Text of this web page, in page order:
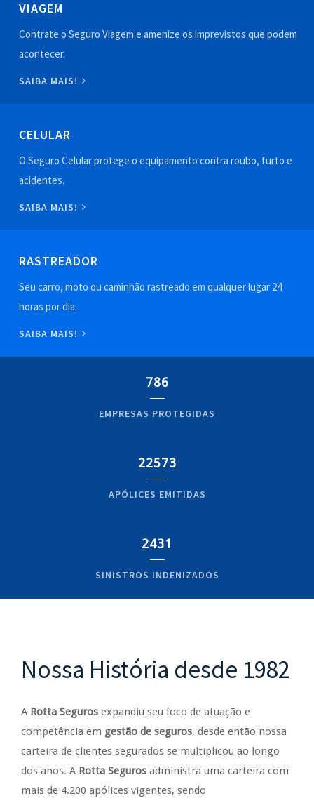
VIAGEM
Contrate o Seguro Viagem e amenize os imprevistos que podem
acontecer.
SAIBA MAIS!
CELULAR
O Seguro Celular protege o equipamento contra roubo, furto e
acidentes.
SAIBA MAIS!
RASTREADOR
Seu carro, moto ou caminhão rastreado em qualquer lugar 24
horas por dia.
SAIBA MAIS!
786
EMPRESAS PROTEGIDAS
22573
APÓLICES EMITIDAS
2431
SINISTROS INDENIZADOS
Nossa História desde 1982
A Rotta Seguros expandiu seu foco de atuação e
competência em gestão de seguros, desde então nossa
carteira de clientes segurados se multiplicou ao longo
dos anos. A Rotta Seguros administra uma carteira com
mais de 4.200 apólices vigentes, sendo